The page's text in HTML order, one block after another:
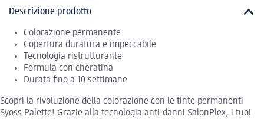
Descrizione prodotto
Colorazione permanente
Copertura duratura e impeccabile
Tecnologia ristrutturante
Formula con cheratina
Durata fino a 10 settimane
Scopri la rivoluzione della colorazione con le tinte permanenti
Syoss Palette! Grazie alla tecnologia anti-danni SalonPlex, i tuoi